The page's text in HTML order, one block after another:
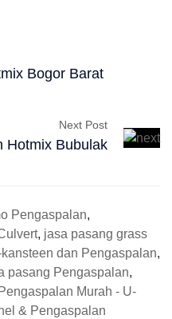
Bogor Barat
Next Post
Hotmix Bubulak
Pengaspalan,
, jasa pasang grass
kansteen dan Pengaspalan,
pasang Pengaspalan,
Pengaspalan Murah - U-
& Pengaspalan